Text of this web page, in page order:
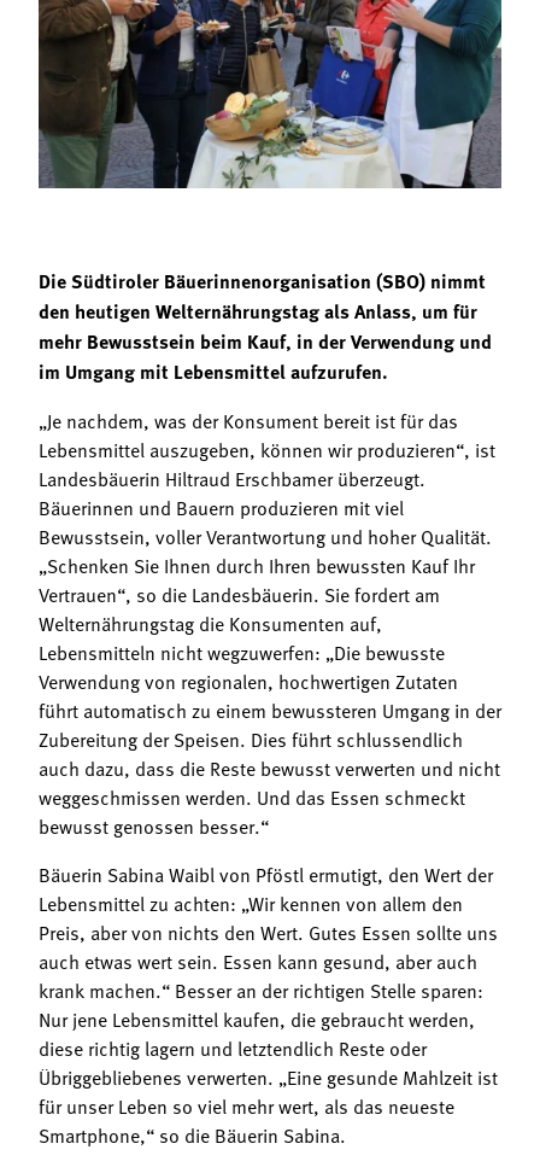
Mitgliedschaft
Landessekretariat
Bäuerliche Buffets
Hofgeschichten
Die Südtiroler Bäuerinnenorganisation (SBO) nimmt
den heutigen Welternährungstag als Anlass, um für
mehr Bewusstsein beim Kauf, in der Verwendung und
im Umgang mit Lebensmittel aufzurufen.
„Je nachdem, was der Konsument bereit ist für das
Lebensmittel auszugeben, können wir produzieren“, ist
Landesbäuerin Hiltraud Erschbamer überzeugt.
Bäuerinnen und Bauern produzieren mit viel
Bewusstsein, voller Verantwortung und hoher Qualität.
„Schenken Sie Ihnen durch Ihren bewussten Kauf Ihr
Vertrauen“, so die Landesbäuerin. Sie fordert am
Welternährungstag die Konsumenten auf,
Lebensmitteln nicht wegzuwerfen: „Die bewusste
Verwendung von regionalen, hochwertigen Zutaten
führt automatisch zu einem bewussteren Umgang in der
Zubereitung der Speisen. Dies führt schlussendlich
auch dazu, dass die Reste bewusst verwerten und nicht
weggeschmissen werden. Und das Essen schmeckt
bewusst genossen besser.“
Bäuerin Sabina Waibl von Pföstl ermutigt, den Wert der
Lebensmittel zu achten: „Wir kennen von allem den
Preis, aber von nichts den Wert. Gutes Essen sollte uns
auch etwas wert sein. Essen kann gesund, aber auch
krank machen.“ Besser an der richtigen Stelle sparen:
Nur jene Lebensmittel kaufen, die gebraucht werden,
diese richtig lagern und letztendlich Reste oder
Übriggebliebenes verwerten. „Eine gesunde Mahlzeit ist
für unser Leben so viel mehr wert, als das neueste
Smartphone,“ so die Bäuerin Sabina.